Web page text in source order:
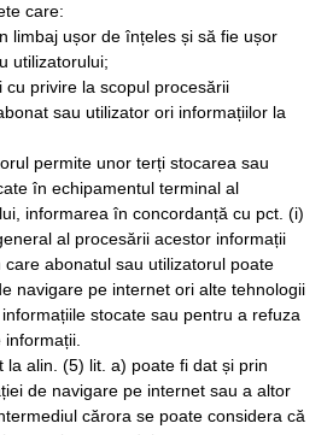
care:
limbaj ușor de înțeles și să fie ușor
utilizatorului;
privire la scopul procesării
sau utilizator ori informațiilor la
permite unor terți stocarea sau
în echipamentul terminal al
informarea în concordanță cu pct. (i)
al procesării acestor informații
abonatul sau utilizatorul poate
navigare pe internet ori alte tehnologii
stocate sau pentru a refuza
alin. (5) lit. a) poate fi dat și prin
de navigare pe internet sau a altor
cărora se poate considera că